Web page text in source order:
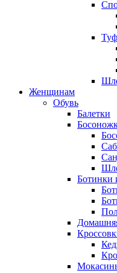
Женщинам
Обувь
Балетки
Ботинки